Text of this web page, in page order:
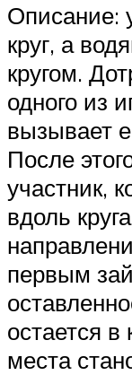
Описание:
круг, а
кругом.
одного из
вызывает
После
участник,
вдоль
первым
остается
места